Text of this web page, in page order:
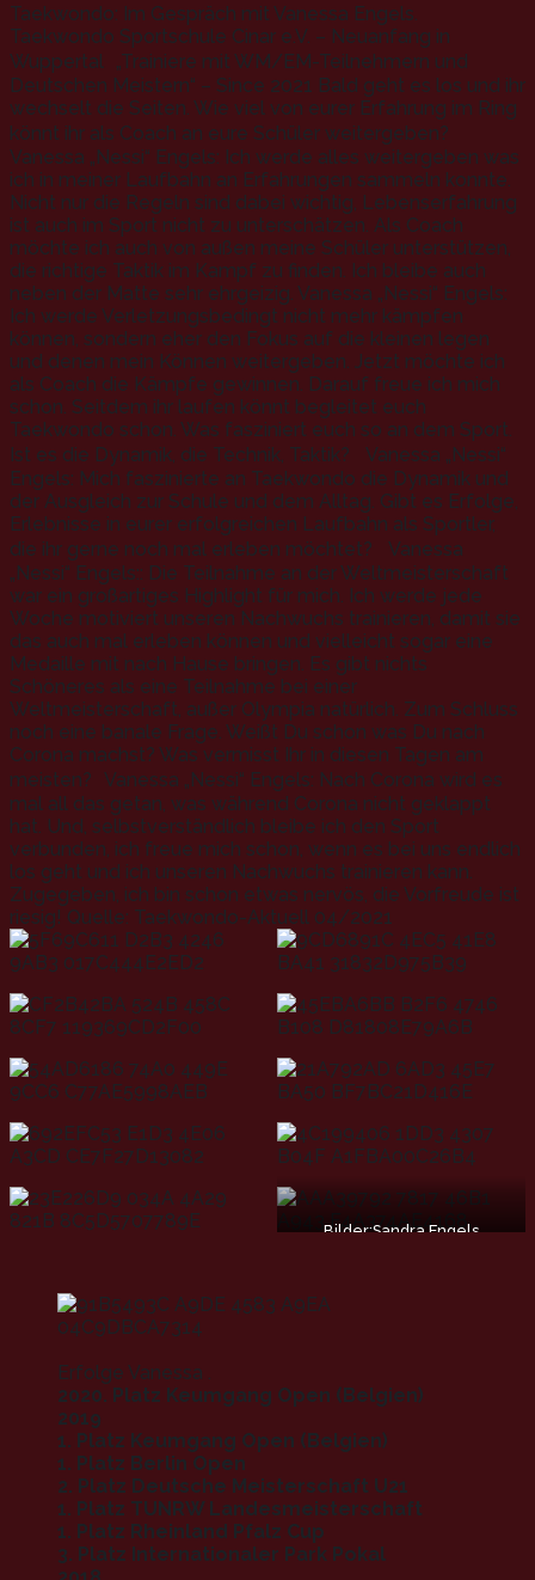
Taekwondo: Im Gespräch mit Vanessa Engels.
Taekwondo Sportschule Cinar e.V. – Neuanfang in
Wuppertal „Trainiere mit WM/EM-Teilnehmern und
Deutschen Meistern“ – Since 2021 Bald geht es los und ihr
wechselt die Seiten. Wie viel von eurer Erfahrung im Ring
könnt ihr als Coach an eure Schüler weitergeben?
Vanessa „Nessi“ Engels: Ich werde alles weitergeben was
ich in meiner Laufbahn an Erfahrungen sammeln konnte.
Nicht nur die Regeln sind dabei wichtig, Lebenserfahrung
ist auch im Sport nicht zu unterschätzen. Als Coach
möchte ich auch von außen meine Schüler unterstützen,
die richtige Taktik im Kampf zu finden. Ich bleibe auch
neben der Matte sehr ehrgeizig. Vanessa „Nessi“ Engels:
Ich werde Verletzungsbedingt nicht mehr kämpfen
können, sondern eher den Fokus auf die kleinen legen
und denen mein Können weitergeben. Jetzt möchte ich
als Coach die Kämpfe gewinnen. Darauf freue ich mich
schon. Seitdem ihr laufen könnt begleitet euch
Taekwondo schon. Was fasziniert euch so an dem Sport.
Ist es die Dynamik, die Technik, Taktik? Vanessa „Nessi“
Engels: Mich faszinierte an Taekwondo die Dynamik und
der Ausgleich zur Schule und dem Alltag. Gibt es Erfolge,
Erlebnisse in eurer erfolgreichen Laufbahn als Sportler,
die ihr gerne noch mal erleben möchtet? Vanessa
„Nessi“ Engels:: Die Teilnahme an der Weltmeisterschaft
war ein großartiges Highlight für mich. Ich werde jede
Woche motiviert unseren Nachwuchs trainieren, damit sie
das auch mal erleben können und vielleicht sogar eine
Medaille mit nach Hause bringen. Es gibt nichts
Schöneres als eine Teilnahme bei einer
Weltmeisterschaft, außer Olympia natürlich. Zum Schluss
noch eine banale Frage. Weißt Du schon was Du nach
Corona machst? Was vermisst Ihr in diesen Tagen am
meisten? Vanessa „Nessi“ Engels: Nach Corona wird es
mal all das getan, was während Corona nicht geklappt
hat. Und, selbstverständlich bleibe ich den Sport
verbunden, ich freue mich schon, wenn es bei uns endlich
los geht und ich unseren Nachwuchs trainieren kann.
Zugegeben, ich bin schon etwas nervös, die Vorfreude ist
riesig! Quelle: Taekwondo-Aktuell 04/2021
Bilder:Sandra Engels
Erfolge Vanessa .
2020. Platz Keumgang Open (Belgien)
2019
1. Platz Keumgang Open (Belgien)
1. Platz Berlin Open
2. Platz Deutsche Meisterschaft U21
1. Platz TUNRW Landesmeisterschaft
1. Platz Rheinland Pfalz Cup
3. Platz Internationaler Park Pokal